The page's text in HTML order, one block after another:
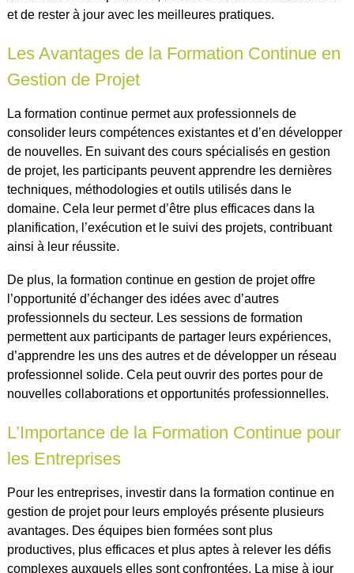
et de rester à jour avec les meilleures pratiques.
Les Avantages de la Formation Continue en
Gestion de Projet
La formation continue permet aux professionnels de
consolider leurs compétences existantes et d’en développer
de nouvelles. En suivant des cours spécialisés en gestion
de projet, les participants peuvent apprendre les dernières
techniques, méthodologies et outils utilisés dans le
domaine. Cela leur permet d’être plus efficaces dans la
planification, l’exécution et le suivi des projets, contribuant
ainsi à leur réussite.
De plus, la formation continue en gestion de projet offre
l’opportunité d’échanger des idées avec d’autres
professionnels du secteur. Les sessions de formation
permettent aux participants de partager leurs expériences,
d’apprendre les uns des autres et de développer un réseau
professionnel solide. Cela peut ouvrir des portes pour de
nouvelles collaborations et opportunités professionnelles.
L’Importance de la Formation Continue pour
les Entreprises
Pour les entreprises, investir dans la formation continue en
gestion de projet pour leurs employés présente plusieurs
avantages. Des équipes bien formées sont plus
productives, plus efficaces et plus aptes à relever les défis
complexes auxquels elles sont confrontées. La mise à jour